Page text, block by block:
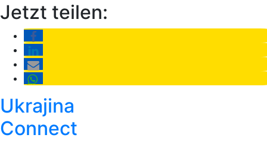
Jetzt teilen:
Ukrajina
Connect